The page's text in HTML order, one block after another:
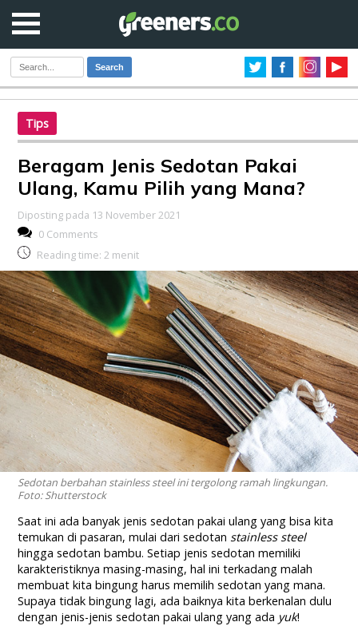
Search
Tips
Beragam Jenis Sedotan Pakai
Ulang, Kamu Pilih yang Mana?
Diposting pada 13 November 2021
0 Comments
Reading time: 2 menit
Sedotan berbahan stainless steel ini tergolong ramah lingkungan.
Foto: Shutterstock
Saat ini ada banyak jenis sedotan pakai ulang yang bisa kita
temukan di pasaran, mulai dari sedotan stainless steel
hingga sedotan bambu. Setiap jenis sedotan memiliki
karakteristiknya masing-masing, hal ini terkadang malah
membuat kita bingung harus memilih sedotan yang mana.
Supaya tidak bingung lagi, ada baiknya kita berkenalan dulu
dengan jenis-jenis sedotan pakai ulang yang ada yuk!